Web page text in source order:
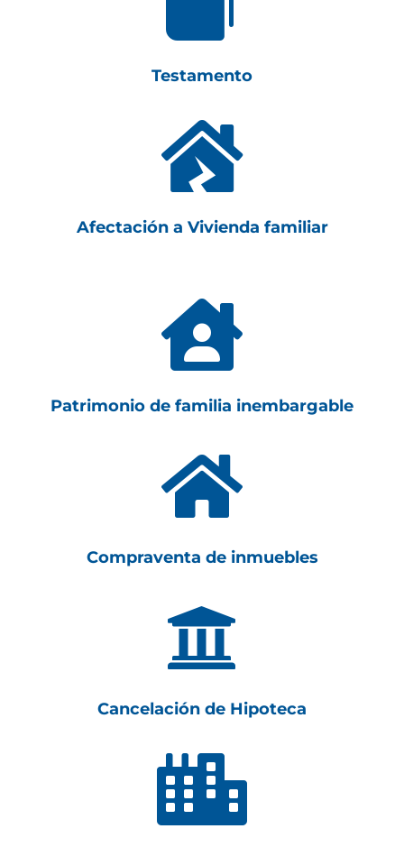
Testamento

Afectación a Vivienda familiar

Patrimonio de familia inembargable

Compraventa de inmuebles

Cancelación de Hipoteca
